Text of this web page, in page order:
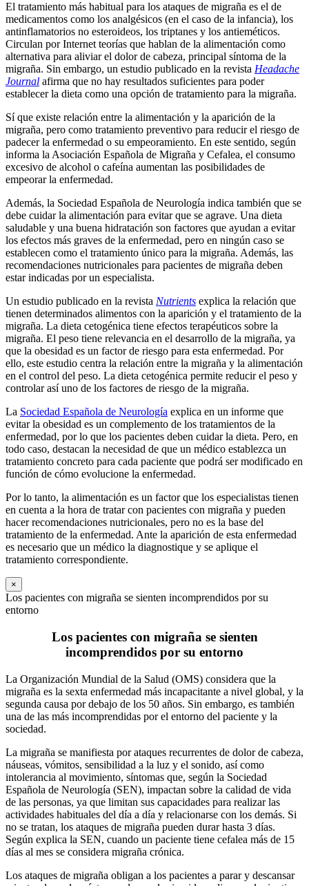
El tratamiento más habitual para los ataques de migraña es el de
medicamentos como los analgésicos (en el caso de la infancia), los
antinflamatorios no esteroideos, los triptanes y los antieméticos.
Circulan por Internet teorías que hablan de la alimentación como
alternativa para aliviar el dolor de cabeza, principal síntoma de la
migraña. Sin embargo, un estudio publicado en la revista Headache
Journal afirma que no hay resultados suficientes para poder
establecer la dieta como una opción de tratamiento para la migraña.
Sí que existe relación entre la alimentación y la aparición de la
migraña, pero como tratamiento preventivo para reducir el riesgo de
padecer la enfermedad o su empeoramiento. En este sentido, según
informa la Asociación Española de Migraña y Cefalea, el consumo
excesivo de alcohol o cafeína aumentan las posibilidades de
empeorar la enfermedad.
Además, la Sociedad Española de Neurología indica también que se
debe cuidar la alimentación para evitar que se agrave. Una dieta
saludable y una buena hidratación son factores que ayudan a evitar
los efectos más graves de la enfermedad, pero en ningún caso se
establecen como el tratamiento único para la migraña. Además, las
recomendaciones nutricionales para pacientes de migraña deben
estar indicadas por un especialista.
Un estudio publicado en la revista Nutrients explica la relación que
tienen determinados alimentos con la aparición y el tratamiento de la
migraña. La dieta cetogénica tiene efectos terapéuticos sobre la
migraña. El peso tiene relevancia en el desarrollo de la migraña, ya
que la obesidad es un factor de riesgo para esta enfermedad. Por
ello, este estudio centra la relación entre la migraña y la alimentación
en el control del peso. La dieta cetogénica permite reducir el peso y
controlar así uno de los factores de riesgo de la migraña.
La Sociedad Española de Neurología explica en un informe que
evitar la obesidad es un complemento de los tratamientos de la
enfermedad, por lo que los pacientes deben cuidar la dieta. Pero, en
todo caso, destacan la necesidad de que un médico establezca un
tratamiento concreto para cada paciente que podrá ser modificado en
función de cómo evolucione la enfermedad.
Por lo tanto, la alimentación es un factor que los especialistas tienen
en cuenta a la hora de tratar con pacientes con migraña y pueden
hacer recomendaciones nutricionales, pero no es la base del
tratamiento de la enfermedad. Ante la aparición de esta enfermedad
es necesario que un médico la diagnostique y se aplique el
tratamiento correspondiente.
×
Los pacientes con migraña se sienten incomprendidos por su
entorno
Los pacientes con migraña se sienten
incomprendidos por su entorno
La Organización Mundial de la Salud (OMS) considera que la
migraña es la sexta enfermedad más incapacitante a nivel global, y la
segunda causa por debajo de los 50 años. Sin embargo, es también
una de las más incomprendidas por el entorno del paciente y la
sociedad.
La migraña se manifiesta por ataques recurrentes de dolor de cabeza,
náuseas, vómitos, sensibilidad a la luz y el sonido, así como
intolerancia al movimiento, síntomas que, según la Sociedad
Española de Neurología (SEN), impactan sobre la calidad de vida
de las personas, ya que limitan sus capacidades para realizar las
actividades habituales del día a día y relacionarse con los demás. Si
no se tratan, los ataques de migraña pueden durar hasta 3 días.
Según explica la SEN, cuando un paciente tiene cefalea más de 15
días al mes se considera migraña crónica.
Los ataques de migraña obligan a los pacientes a parar y descansar